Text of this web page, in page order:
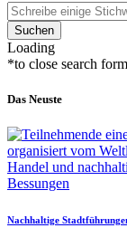
Suchen
Loading
*to close search
Das Neuste
Bessungen
Nachhaltige